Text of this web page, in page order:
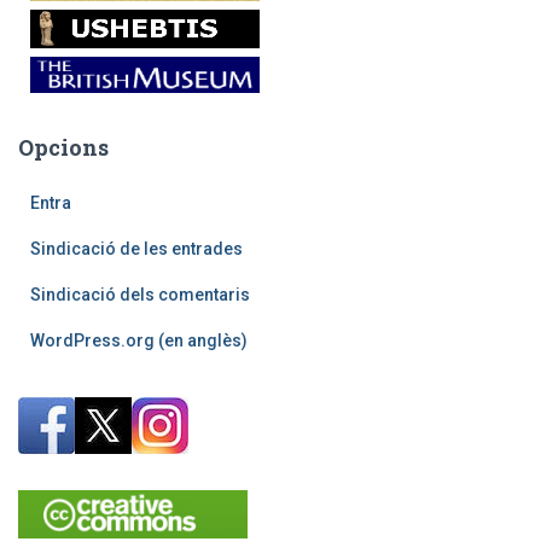
Opcions
Entra
Sindicació de les entrades
Sindicació dels comentaris
WordPress.org (en anglès)